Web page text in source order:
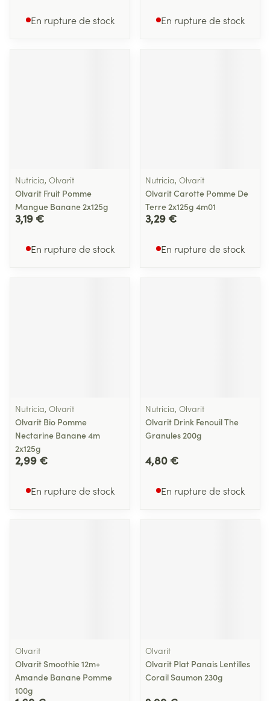
En rupture de stock En rupture de stock
Nutricia, Olvarit
Olvarit Fruit Pomme
Mangue Banane 2x125g
3,19 €
En rupture de stock
Nutricia, Olvarit
Olvarit Carotte Pomme De
Terre 2x125g 4m01
3,29 €
En rupture de stock
Nutricia, Olvarit
Olvarit Bio Pomme
Nectarine Banane 4m
2x125g
2,99 €
En rupture de stock
Nutricia, Olvarit
Olvarit Drink Fenouil The
Granules 200g
4,80 €
En rupture de stock
Olvarit
Olvarit Smoothie 12m+
Amande Banane Pomme
100g
Olvarit
Olvarit Plat Panais Lentilles
Corail Saumon 230g